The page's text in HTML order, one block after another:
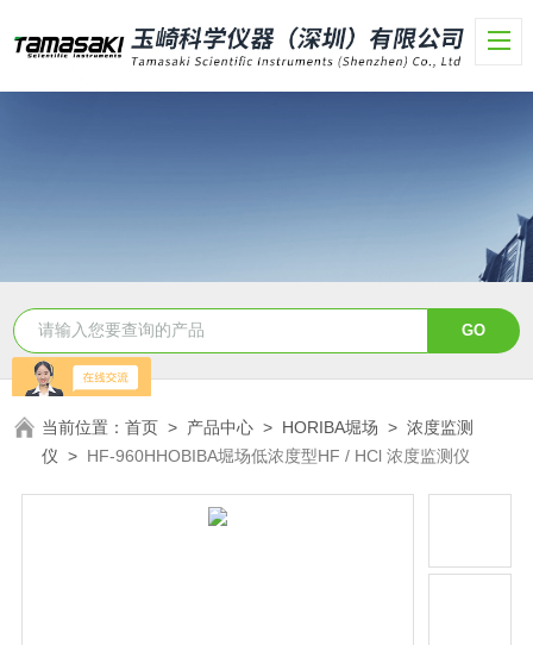
当前位置：首页 > 产品中心 > HORIBA堀场 >浓度监测
仪 > HF-960HHOBIBA堀场低浓度型HF / HCl 浓度监测仪